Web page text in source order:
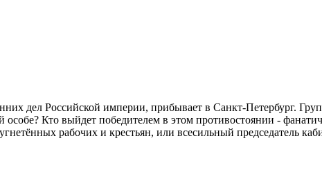
дел Российской империи, прибывает в Санкт-Петербург.
Кто выйдет победителем в этом противостоянии -
рабочих и крестьян, или всесильный председатель